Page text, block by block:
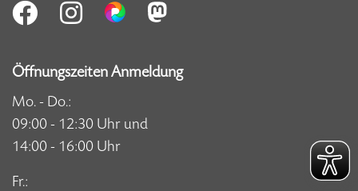
Öffnungszeiten Anmeldung
Mo. - Do.:
09:00 - 12:30 Uhr und
14:00 - 16:00 Uhr
Fr.: